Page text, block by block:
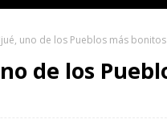
uno de los Pueblos más
de los